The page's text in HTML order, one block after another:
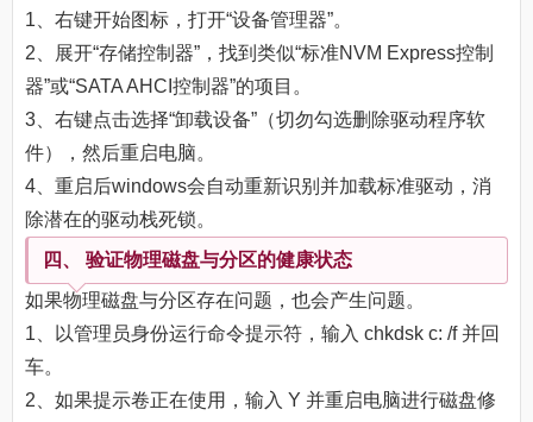
1、右键开始图标，打开“设备管理器”。
2、展开“存储控制器”，找到类似“标准NVM Express控制
器”或“SATA AHCI控制器”的项目。
3、右键点击选择“卸载设备”（切勿勾选删除驱动程序软
件），然后重启电脑。
4、重启后windows会自动重新识别并加载标准驱动，消
除潜在的驱动栈死锁。
四、 验证物理磁盘与分区的健康状态
如果物理磁盘与分区存在问题，也会产生问题。
1、以管理员身份运行命令提示符，输入 chkdsk c: /f 并回
车。
2、如果提示卷正在使用，输入 Y 并重启电脑进行磁盘修